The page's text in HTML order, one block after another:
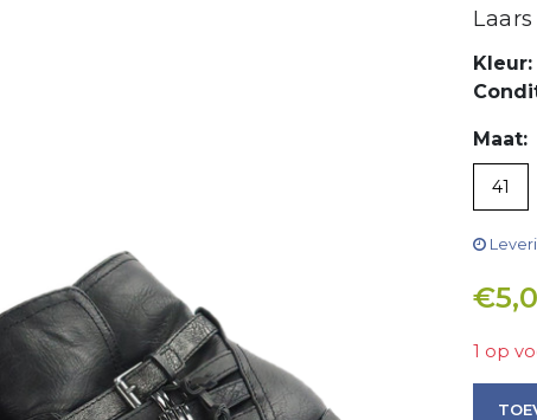
Laars
Kleur:
Maat:
41
€
1 op